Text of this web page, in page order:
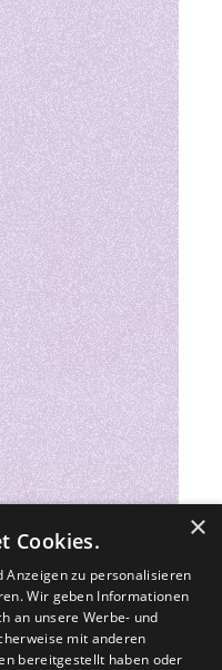
×
Cookies.
Anzeigen zu personalisieren
Wir geben Informationen
an unsere Werbe- und
mit anderen
bereitgestellt haben oder